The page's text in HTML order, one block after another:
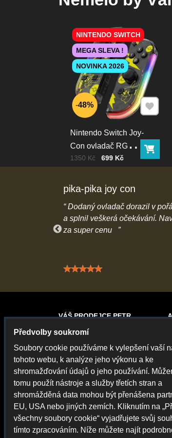
Nintendo Switch Joy-
Con ovladač RGB
Pika
Cena bez DPH699 Kč
Před slevou:
1350 Kč Do
NINTENDO SWITCH
MEGA SLEVA !
NOVINKA 2026
48% Přidat k
pika-pika joy con
Dodaný ovladač dorazil v
a splnil veškerá očekávání.
za super cenu
Hodnocení: 5 / 5
VÁŠ PRODEJCE PETR
Předvolby soukromí
Soubory cookie používáme k vylepšení vaší
tohoto webu, k analýze jeho výkonu a ke
shromažďování údajů o jeho používání.
tomu použít nástroje a služby třetích stran a
shromážděná data mohou být přenášena
EU, USA nebo jiných zemích. Kliknutím na
všechny soubory cookie“ vyjadřujete svůj
tímto zpracováním. Níže můžete najít